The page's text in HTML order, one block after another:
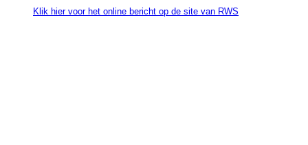
Klik hier voor het online bericht op de site van RWS